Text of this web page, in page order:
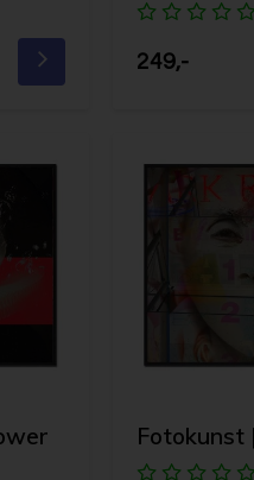
249,-
Fotokunst